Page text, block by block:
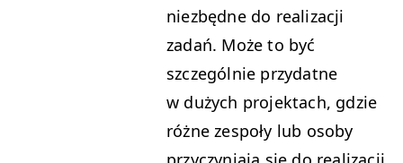
niezbędne do real­iza­cji
zadań. Może to być
szczegól­nie przy­datne
w dużych pro­jek­tach, gdzie
różne zespoły lub oso­by